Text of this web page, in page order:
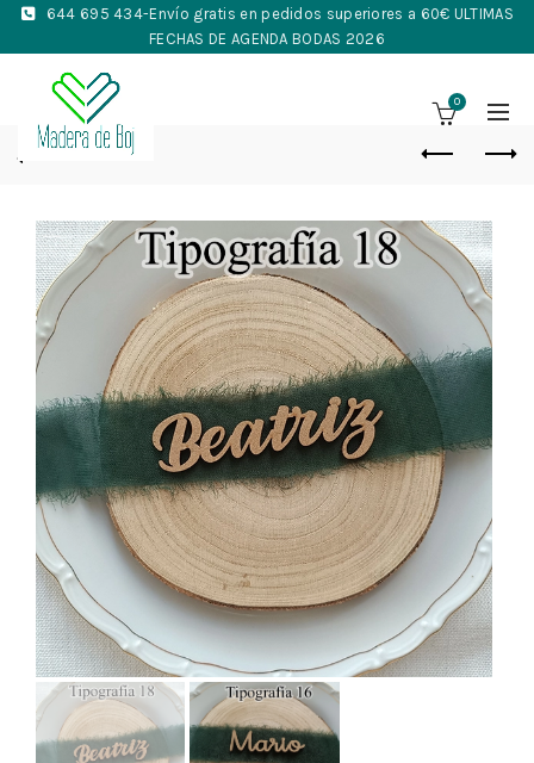
644 695 434-Envío gratis en pedidos superiores a 60€ ULTIMAS
FECHAS DE AGENDA BODAS 2026
0